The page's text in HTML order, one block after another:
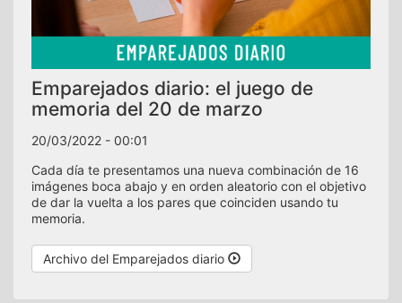
Emparejados diario: el juego de
memoria del 20 de marzo
20/03/2022 - 00:01
Cada día te presentamos una nueva combinación de 16
imágenes boca abajo y en orden aleatorio con el objetivo
de dar la vuelta a los pares que coinciden usando tu
memoria.
Archivo del Emparejados diario